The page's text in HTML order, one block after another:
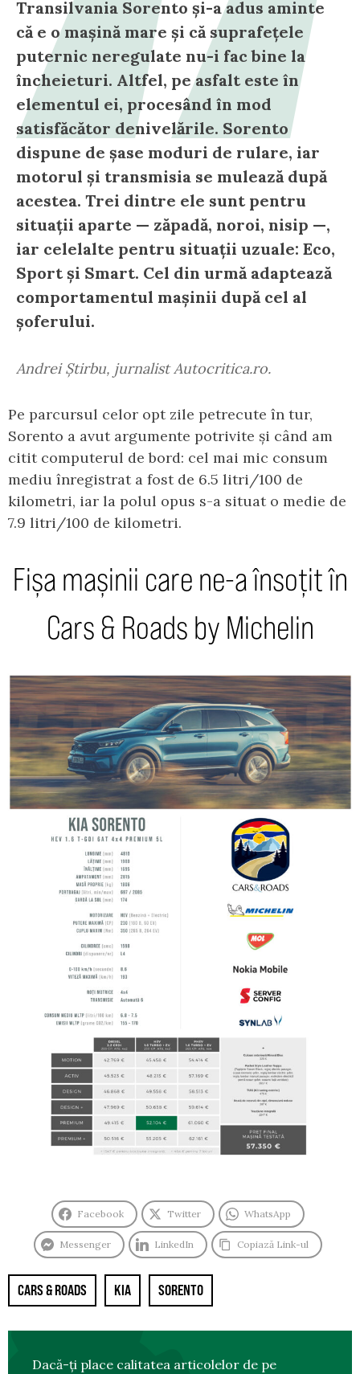
Transilvania Sorento și-a adus aminte
că e o mașină mare și că suprafețele
puternic neregulate nu-i fac bine la
încheieturi. Altfel, pe asfalt este în
elementul ei, procesând în mod
satisfăcător denivelările. Sorento
dispune de șase moduri de rulare, iar
motorul și transmisia se mulează după
acestea. Trei dintre ele sunt pentru
situații aparte — zăpadă, noroi, nisip —,
iar celelalte pentru situații uzuale: Eco,
Sport și Smart. Cel din urmă adaptează
comportamentul mașinii după cel al
șoferului.
Andrei Știrbu, jurnalist Autocritica.ro.
Pe parcursul celor opt zile petrecute în tur,
Sorento a avut argumente potrivite și când am
citit computerul de bord: cel mai mic consum
mediu înregistrat a fost de 6.5 litri/100 de
kilometri, iar la polul opus s-a situat o medie de
7.9 litri/100 de kilometri.
Fișa mașinii care ne-a însoțit în
Cars & Roads by Michelin
Facebook Twitter WhatsApp
Messenger LinkedIn Copiază Link-ul
CARS & ROADS KIA SORENTO
Dacă-ți place calitatea articolelor de pe